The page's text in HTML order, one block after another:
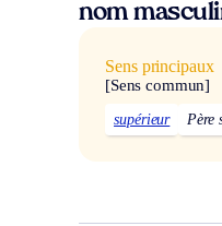
nom
Sens principaux
[Sens commun]
supérieur Père